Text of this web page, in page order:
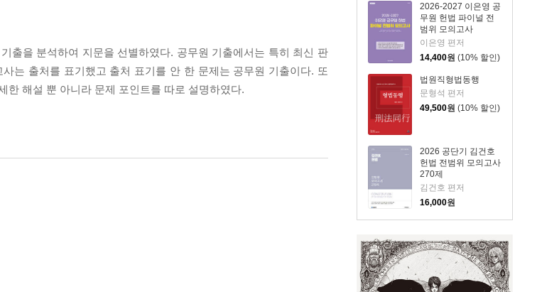
2026-2027 이은영 공
무원 헌법 파이널 전
범위 모의고사
이은영 편저
14,400원 (10% 할인)
법원직형법동행
문형석 편저
49,500원 (10% 할인)
2026 공단기 김건호
헌법 전범위 모의고사
270제
김건호 편저
16,000원
출을 분석하여 지문을 선별하였다. 공무원 기출에서는 특히 최신 판
는 출처를 표기했고 출처 표기를 안 한 문제는 공무원 기출이다. 또
한 해설 뿐 아니라 문제 포인트를 따로 설명하였다.